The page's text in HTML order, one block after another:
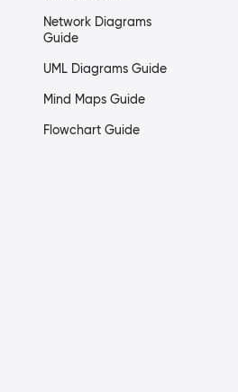
Network Diagrams
Guide
UML Diagrams Guide
Mind Maps Guide
Flowchart Guide